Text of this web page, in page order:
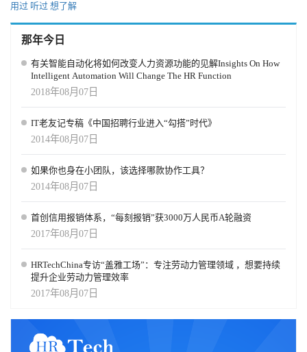
用过 听过 想了解
那年今日
有关智能自动化将如何改变人力资源功能的见解Insights On How
Intelligent Automation Will Change The HR Function
2018年08月07日
IT老友记专稿《中国招聘行业进入“勾搭”时代》
2014年08月07日
如果你也身在小团队，该选择哪款协作工具？
2014年08月07日
首创信用报销体系，“每刻报销”获3000万人民币A轮融资
2017年08月07日
HRTechChina专访“盖雅工场”：专注劳动力管理领域 ，想要持续
提升企业劳动力管理效率
2017年08月07日